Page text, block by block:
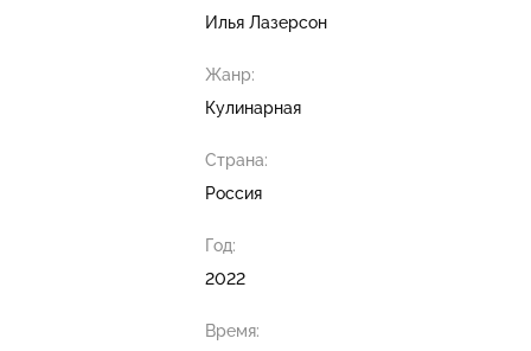
Илья Лазерсон
Жанр:
Кулинарная
Страна:
Россия
Год:
2022
Время: